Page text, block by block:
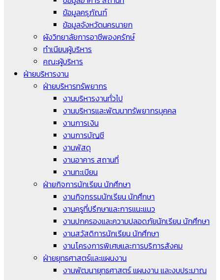
ข้อมูลครุภัณฑ์
ข้อมูลจังหวัดนครนายก
ผังวิทยาลัยการอาชีพองครักษ์
ทำเนียบผู้บริหาร
คณะผู้บริหาร
ฝ่ายบริหารงาน
ฝ่ายบริหารทรัพยากร
งานบริหารงานทั่วไป
งานบริหารและพัฒนาทรัพยากรบุคคล
งานการเงิน
งานการบัญชี
งานพัสดุ
งานอาคาร สถานที่
งานทะเบียน
ฝ่ายกิจการนักเรียน นักศึกษา
งานกิจกรรมนักเรียน นักศึกษา
งานครูที่ปรึกษาและการแนะแนว
งานปกครองและความปลอดภัยนักเรียน นักศึกษา
งานสวัสดิการนักเรียน นักศึกษา
งานโครงการพิเศษและการบริการสังคม
ฝ่ายยุทธศาสตร์และแผนงาน
งานพัฒนายุทธศาสตร์ แผนงาน และงบประมาณ